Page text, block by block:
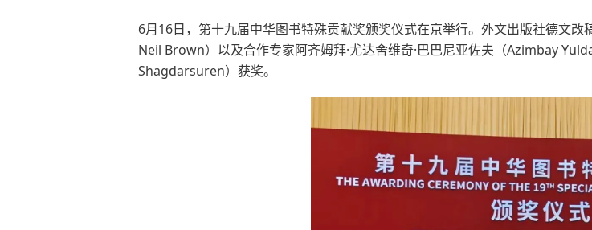
6月16日，第十九届中华图书特殊贡献奖颁奖仪式在京举行。外文出版社德文改
Neil Brown） 以及合作专家阿齐姆拜·尤达舍维奇·巴巴尼亚佐夫（Azimbay
Shagdarsuren） 获奖。